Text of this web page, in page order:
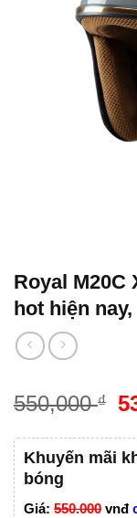
Royal M20C
hot hiện
550,000₫
Khuyến mãi
bóng
Giá: 550.000 vnđ